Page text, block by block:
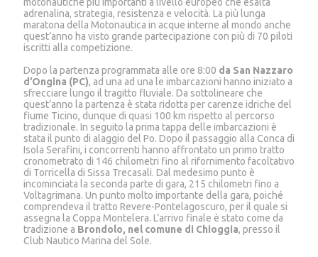
motonautiche più importanti a livello europeo che esalta
adrenalina, strategia, resistenza e velocità. La più lunga
maratona della Motonautica in acque interne al mondo anche
quest’anno ha visto grande partecipazione con più di 70 piloti
iscritti alla competizione.
Dopo la partenza programmata alle ore 8:00 da San Nazzaro
d’Ongina (PC), ad una ad una le imbarcazioni hanno iniziato a
sfrecciare lungo il tragitto fluviale. Da sottolineare che
quest’anno la partenza è stata ridotta per carenze idriche del
fiume Ticino, dunque di quasi 100 km rispetto al percorso
tradizionale. In seguito la prima tappa delle imbarcazioni è
stata il punto di alaggio del Po. Dopo il passaggio alla Conca di
Isola Serafini, i concorrenti hanno affrontato un primo tratto
cronometrato di 146 chilometri fino al rifornimento facoltativo
di Torricella di Sissa Trecasali. Dal medesimo punto è
incominciata la seconda parte di gara, 215 chilometri fino a
Voltagrimana. Un punto molto importante della gara, poiché
comprendeva il tratto Revere-Pontelagoscuro, per il quale si
assegna la Coppa Montelera. L’arrivo finale è stato come da
tradizione a Brondolo, nel comune di Chioggia, presso il
Club Nautico Marina del Sole.